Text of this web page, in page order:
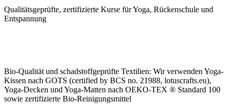
Qualitäts­geprüfte, zerti­fizierte Kurse für Yoga, Rücken­schule und
Ent­spannung
Bio-Qualität und schad­stoffge­prüfte Tex­tilien: Wir ver­wen­den Yoga-
Kissen nach GOTS (certified by BCS no. 21988, lotuscrafts.eu),
Yoga-Decken und Yoga-Matten nach OEKO-TEX ® Standard 100
sowie zerti­fizierte Bio-Rei­nigungs­mittel